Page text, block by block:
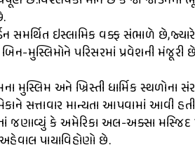
સમર્થિત ઇસ્લામિક વક્ફ સંભાળે છે,જ્યારે
મુસ્લિમોને પરિસરમાં પ્રવેશની મંજૂરી છે,
મુસ્લિમ અને ખ્રિસ્તી ધાર્મિક સ્થળોના
સત્તાવાર માન્યતા આપવામાં આવી
જણાવ્યું કે અમેરિકા અલ-અક્સા મસ્જિદ
પાયાવિહોણો છે.